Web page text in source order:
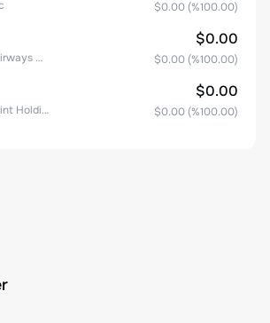
$0.00 (%100.00)
JetBlue Airways Corp
$0.00
$0.00 (%100.00)
ChargePoint Holdings, Inc.
$0.00
$0.00 (%100.00)